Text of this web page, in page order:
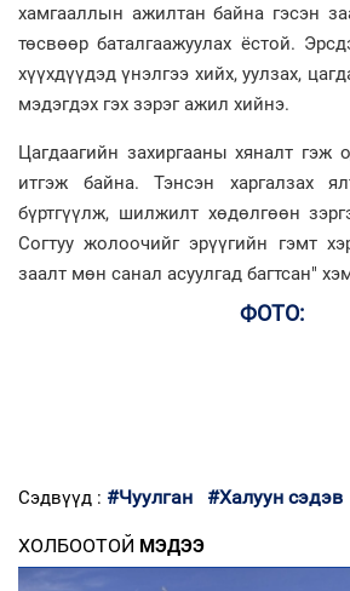
хамгааллын ажилтан байна гэсэн
төсвөөр баталгаажуулах ёстой.
хүүхдүүдэд үнэлгээ хийх, уулзах,
мэдэгдэх гэх зэрэг ажил хийнэ.
Цагдаагийн захиргааны хяналт гэж
итгэж байна. Тэнсэн харгалзах
бүртгүүлж, шилжилт хөдөлгөөн
Согтуу жолоочийг эрүүгийн гэмт
заалт мөн санал асуулгад багтсан"
ФОТО:
Сэдвүүд : #Чуулган #Халуун сэдэв
ХОЛБООТОЙ МЭДЭЭ